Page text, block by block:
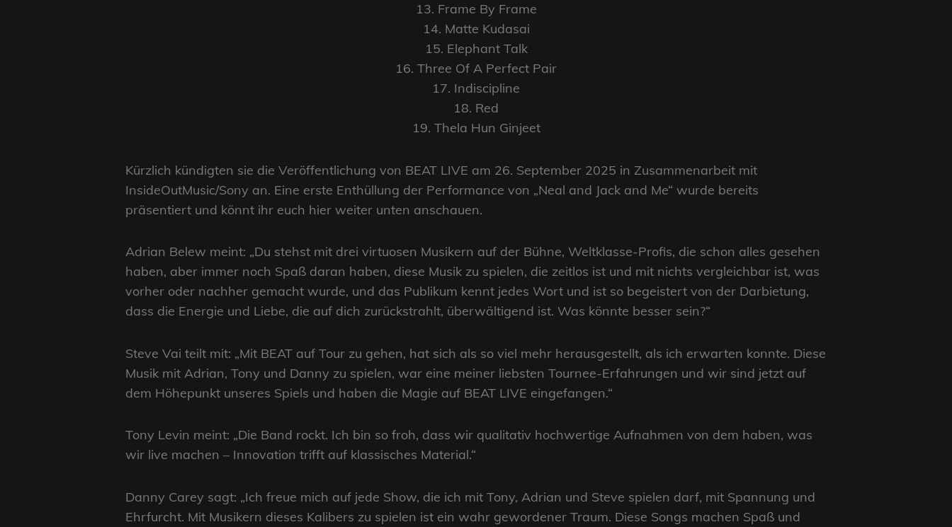
13. Frame By Frame
14. Matte Kudasai
15. Elephant Talk
16. Three Of A Perfect Pair
17. Indiscipline
18. Red
19. Thela Hun Ginjeet
Kürzlich kündigten sie die Veröffentlichung von BEAT LIVE am 26. September 2025 in Zusammenarbeit mit
InsideOutMusic/Sony an. Eine erste Enthüllung der Performance von „Neal and Jack and Me“ wurde bereits
präsentiert und könnt ihr euch hier weiter unten anschauen.
Adrian Belew meint: „Du stehst mit drei virtuosen Musikern auf der Bühne, Weltklasse-Profis, die schon alles gesehen
haben, aber immer noch Spaß daran haben, diese Musik zu spielen, die zeitlos ist und mit nichts vergleichbar ist, was
vorher oder nachher gemacht wurde, und das Publikum kennt jedes Wort und ist so begeistert von der Darbietung,
dass die Energie und Liebe, die auf dich zurückstrahlt, überwältigend ist. Was könnte besser sein?“
Steve Vai teilt mit: „Mit BEAT auf Tour zu gehen, hat sich als so viel mehr herausgestellt, als ich erwarten konnte. Diese
Musik mit Adrian, Tony und Danny zu spielen, war eine meiner liebsten Tournee-Erfahrungen und wir sind jetzt auf
dem Höhepunkt unseres Spiels und haben die Magie auf BEAT LIVE eingefangen.“
Tony Levin meint: „Die Band rockt. Ich bin so froh, dass wir qualitativ hochwertige Aufnahmen von dem haben, was
wir live machen – Innovation trifft auf klassisches Material.“
Danny Carey sagt: „Ich freue mich auf jede Show, die ich mit Tony, Adrian und Steve spielen darf, mit Spannung und
Ehrfurcht. Mit Musikern dieses Kalibers zu spielen ist ein wahr gewordener Traum. Diese Songs machen Spaß und